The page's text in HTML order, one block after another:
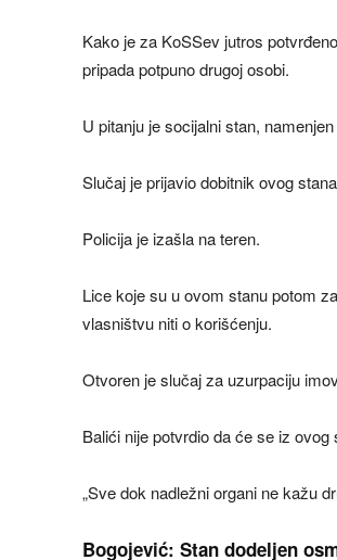
Kako je za KoSSev jutros
pripada potpuno drugoj osobi.
U pitanju je socijalni stan,
Slučaj je prijavio dobitnik ovog
Policija je izašla na teren.
Lice koje su u ovom stanu potom
vlasništvu niti o korišćenju.
Otvoren je slučaj za uzurpaciju
Balići nije potvrdio da će se iz
„Sve dok nadležni organi ne kažu
Bogojević: Stan dodeljen